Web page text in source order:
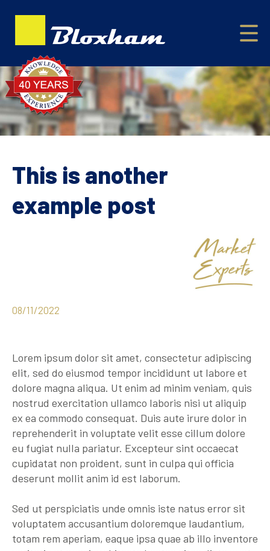
This is another
example post
08/11/2022
Lorem ipsum dolor sit amet, consectetur adipiscing
elit, sed do eiusmod tempor incididunt ut labore et
dolore magna aliqua. Ut enim ad minim veniam, quis
nostrud exercitation ullamco laboris nisi ut aliquip
ex ea commodo consequat. Duis aute irure dolor in
reprehenderit in voluptate velit esse cillum dolore
eu fugiat nulla pariatur. Excepteur sint occaecat
cupidatat non proident, sunt in culpa qui officia
deserunt mollit anim id est laborum.
Sed ut perspiciatis unde omnis iste natus error sit
voluptatem accusantium doloremque laudantium,
totam rem aperiam, eaque ipsa quae ab illo inventore